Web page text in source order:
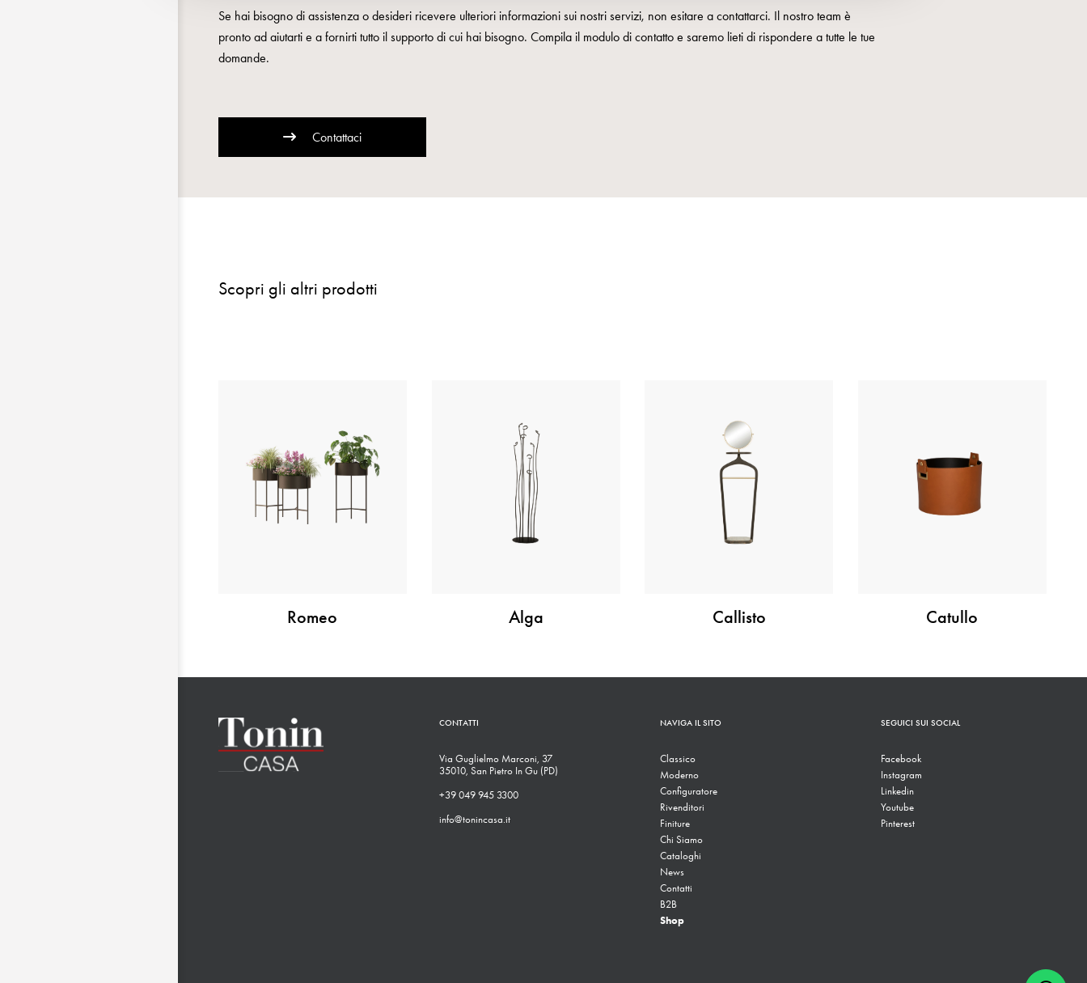
Se hai bisogno di assistenza o desideri ricevere ulteriori informazioni sui nostri servizi, non esitare a contattarci. Il nostro team è
pronto ad aiutarti e a fornirti tutto il supporto di cui hai bisogno. Compila il modulo di contatto e saremo lieti di rispondere a tutte le tue
domande.
Contattaci
Scopri gli altri prodotti
Romeo Alga Callisto Catullo
CONTATTI
Via Guglielmo Marconi, 37
35010, San Pietro In Gu (PD)
+39 049 945 3300
info@tonincasa.it
NAVIGA IL SITO
Classico
Moderno
Configuratore
Rivenditori
Finiture
Chi Siamo
Cataloghi
News
Contatti
B2B
Shop
SEGUICI SUI SOCIAL
Facebook
Instagram
Linkedin
Youtube
Pinterest